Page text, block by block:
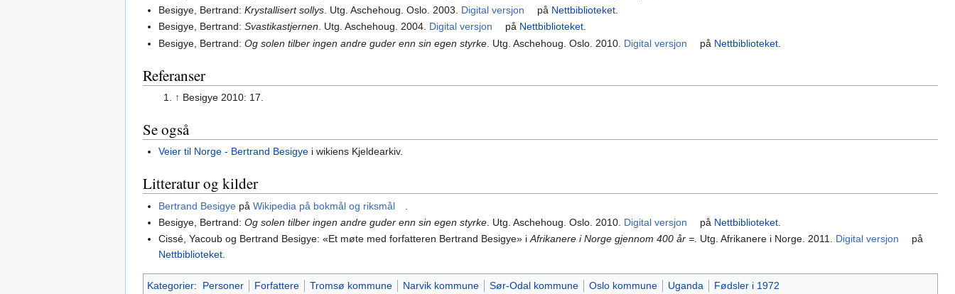
Besigye, Bertrand:Krystallisert sollys . Utg. Aschehoug. Oslo. 2003. Digital versjon på Nettbiblioteket
Besigye, Bertrand:Svastikastjernen. Utg. Aschehoug. 2004. Digital versjon på Nettbiblioteket.
Besigye, Bertrand:Og solen tilber ingen andre guder enn sin egen styrke . Utg. Aschehoug. Oslo. 2010. Digital versjon på Nettbiblioteket
Referanser
↑ Besigye 2010: 17.
Se også
Veier til Norge - Bertrand Besigye i wikiens Kjeldearkiv.
Litteratur og kilder
Bertrand Besigye påWikipedia på bokmål og riksmål
Besigye, Bertrand:Og solen tilber ingen andre guder enn sin egen styrke . Utg. Aschehoug. Oslo. 2010. Digital versjon på Nettbiblioteket
Cissé, Yacoub og Bertrand Besigye: «Et møte med forfatteren Bertrand Besigye» iAfrikanere i Norge gjennom 400 år =. Utg. Afrikanere i Norge. 2011. Digital versjon
på
Nettbiblioteket.
Kategorier: Personer Forfattere Tromsø kommune Narvik kommune Sør-Odal kommune Oslo kommune Uganda Fødsler i 1972